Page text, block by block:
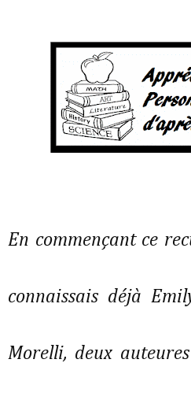
En commençant ce
connaissais déjà
Morelli, deux